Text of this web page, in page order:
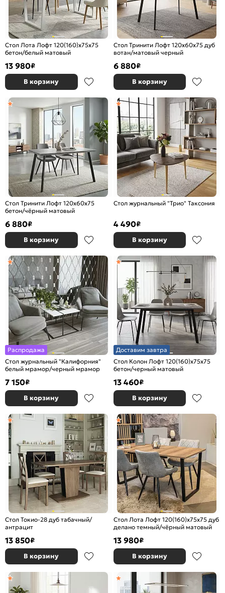
Стол Лота Лофт 120(160)х75х75
бетон/белый матовый
13 980₽
В корзину
Стол Тринити Лофт 120х60х75 дуб
вотан/матовый черный
6 880₽
В корзину
Стол Тринити Лофт 120х60х75
бетон/чёрный матовый
6 880₽
В корзину
Стол журнальный "Трио" Таксония
4 490₽
В корзину
Распродажа
Стол журнальный "Калифорния"
белый мрамор/черный мрамор
7 150₽
В корзину
Доставим завтра
Стол Колон Лофт 120(160)х75х75
бетон/черный матовый
13 460₽
В корзину
Стол Токио-28 дуб табачный/
антрацит
13 850₽
В корзину
Стол Лота Лофт 120(160)х75х75 дуб
делано темный/чёрный матовый
13 980₽
В корзину